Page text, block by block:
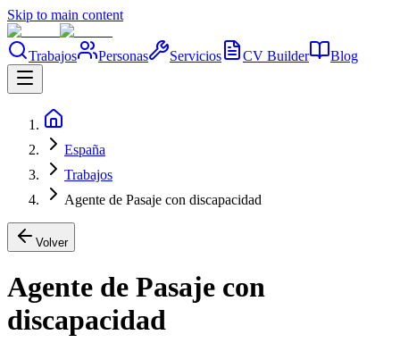
Skip to main content
Trabajos Personas Servicios CV Builder Blog
España
Trabajos
Agente de Pasaje con discapacidad
Volver
Agente de Pasaje con
discapacidad